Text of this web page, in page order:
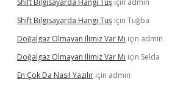
Shift Bilgisayarda Hangi Tuş için admin
Shift Bilgisayarda Hangi Tuş için Tuğba
Doğalgaz Olmayan Ilimiz Var Mı için admin
Doğalgaz Olmayan Ilimiz Var Mı için Selda
En Çok Da Nasıl Yazılır için admin